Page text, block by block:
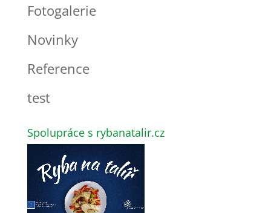
Fotogalerie
Novinky
Reference
test
Spolupráce s rybanatalir.cz